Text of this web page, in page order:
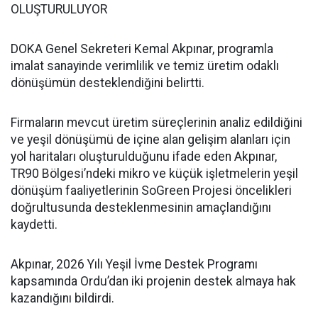
OLUŞTURULUYOR
DOKA Genel Sekreteri Kemal Akpınar, programla
imalat sanayinde verimlilik ve temiz üretim odaklı
dönüşümün desteklendiğini belirtti.
Firmaların mevcut üretim süreçlerinin analiz edildiğini
ve yeşil dönüşümü de içine alan gelişim alanları için
yol haritaları oluşturulduğunu ifade eden Akpınar,
TR90 Bölgesi’ndeki mikro ve küçük işletmelerin yeşil
dönüşüm faaliyetlerinin SoGreen Projesi öncelikleri
doğrultusunda desteklenmesinin amaçlandığını
kaydetti.
Akpınar, 2026 Yılı Yeşil İvme Destek Programı
kapsamında Ordu’dan iki projenin destek almaya hak
kazandığını bildirdi.